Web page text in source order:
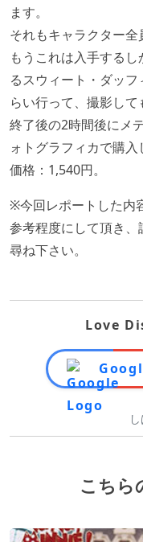
ます。
それもキャラクター全
もうこれは入手する
るスウィート・ダッ
らい行って、撮影し
終了後の2時間後にメ
ォトグラフィカで購
価格：1,540円。
※今回レポートした内
参考程度にして頂き
尋ね下さい。
Love
こちら